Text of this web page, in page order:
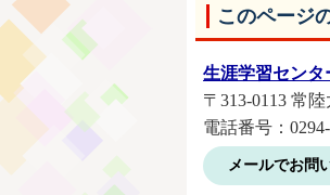
このページ
生涯学習セン
〒313-0113 常
電話番号：
メールでお問